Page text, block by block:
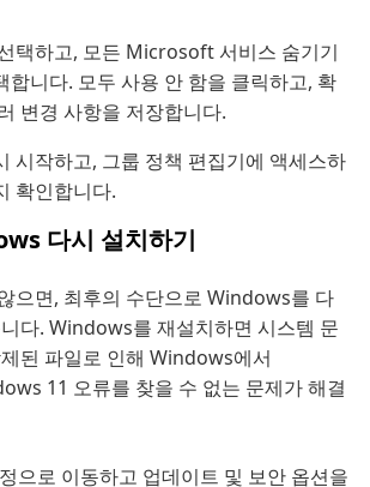
택하고, 모든 Microsoft 서비스 숨기기
합니다. 모두 사용 안 함을 클릭하고, 확
변경 사항을 저장합니다.
시작하고, 그룹 정책 편집기에 액세스하
확인합니다.
다시 설치하기
으면, 최후의 수단으로 Windows를 다
다. Windows를 재설치하면 시스템 문
된 파일로 인해 Windows에서
11 오류를 찾을 수 없는 문제가 해결
으로 이동하고 업데이트 및 보안 옵션을